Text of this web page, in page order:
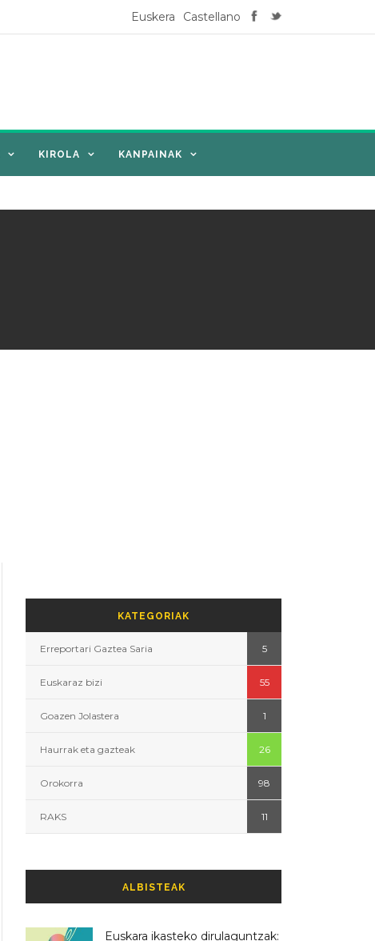
Euskera Castellano
KIROLA KANPAINAK
KATEGORIAK
Erreportari Gaztea Saria 5
Euskaraz bizi 55
Goazen Jolastera 1
Haurrak eta gazteak 26
Orokorra 98
RAKS 11
ALBISTEAK
Euskara ikasteko dirulaguntzak: